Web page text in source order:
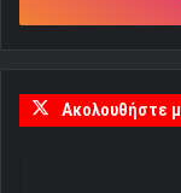
Ακολουθήστε